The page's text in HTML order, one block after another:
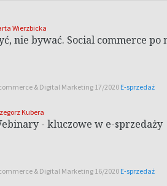
Wierzbicka
nie bywać. Social commerce po
& Digital Marketing 17/2020E-sprzedaż
Kubera
- kluczowe w e-sprzedaży
& Digital Marketing 16/2020E-sprzedaż